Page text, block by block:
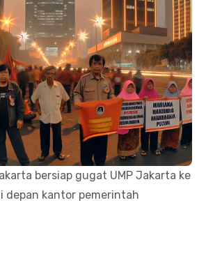
bersiap gugat UMP Jakarta ke
depan kantor pemerintah